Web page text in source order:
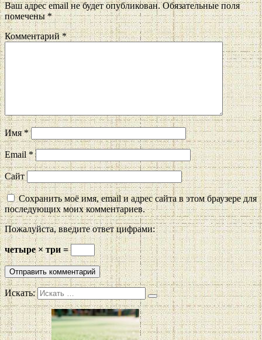
Ваш адрес email не будет опубликован. Обязательные поля
помечены*
Комментарий*
Имя*
Email*
Сайт
Сохранить моё имя, email и адрес сайта в этом браузере для
последующих моих комментариев.
Пожалуйста, введите ответ цифрами:
четыре × три =
Искать: